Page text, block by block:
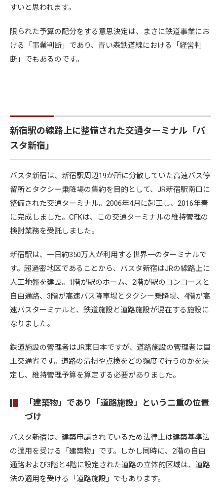
すいと思われます。
限られた予算の配分をする意思決定は、まさに鉄道事業にお
ける「事業判断」であり、青い森鉄道線における「経営判
断」でもあるのです。
新宿駅の線路上に整備された交通ターミナル「バ
スタ新宿」
バスタ新宿は、新宿駅周辺19か所に分散していた高速バス停
留所とタクシー乗降場の集約を目的として、JR新宿駅南口に
整備された交通ターミナル。2006年4月に起工し、2016年春
に完成しました。CFKは、この交通ターミナルの維持管理の
検討業務を受託しました。
新宿駅は、一日約350万人が利用する世界一のターミナルで
す。超過密地区であることから、バスタ新宿はJRの線路上に
人工地盤を建設。1階が駅のホーム、2階が駅のコンコースと
自由通路、3階が高速バス降車場とタクシー乗降場、4階が高
速バスターミナルと、鉄道施設と道路施設が混在する施設に
なりました。
鉄道施設の管理者はJR東日本ですが、道路施設の管理者は国
土交通省です。道路の清掃や点検をどの頻度で行うのかを決
定し、維持管理予算を算定する必要がありました。
「建築物」であり「道路施設」という二重の位置
づけ
バスタ新宿は、建築申請されているため法律上は建築基準法
の適用を受ける「建築物」です。しかし同時に、2階の自由
通路および3階と4階に設定された道路の立体的区域は、道路
法の適用を受ける「道路施設」でもあります。